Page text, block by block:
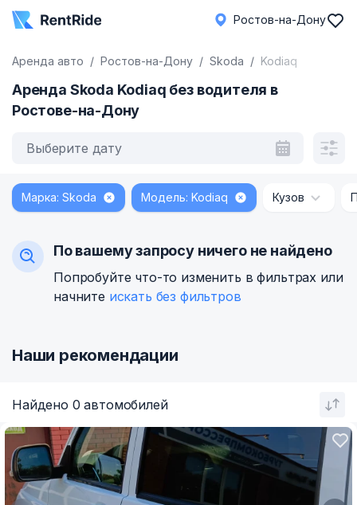
Ростов-на-Дону
Аренда авто Ростов-на-Дону Skoda Kodiaq
Аренда Skoda Kodiaq без водителя в
Ростове-на-Дону
Выберите дату
Марка: Skoda Модель: Kodiaq Кузов
Найдено 0 автомобилей
По вашему запросу ничего не найдено
Попробуйте что-то изменить в фильтрах или
начните искать без фильтров
Наши рекомендации